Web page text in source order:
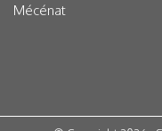
Mécénat